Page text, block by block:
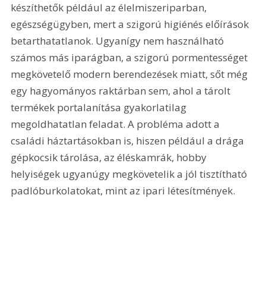
készíthetők például az élelmiszeriparban,
egészségügyben, mert a szigorú higiénés előírások
betarthatatlanok. Ugyanígy nem használható
számos más iparágban, a szigorú pormentességet
megkövetelő modern berendezések miatt, sőt még
egy hagyományos raktárban sem, ahol a tárolt
termékek portalanítása gyakorlatilag
megoldhatatlan feladat. A probléma adott a
családi háztartásokban is, hiszen például a drága
gépkocsik tárolása, az éléskamrák, hobby
helyiségek ugyanúgy megkövetelik a jól tisztítható
padlóburkolatokat, mint az ipari létesítmények.